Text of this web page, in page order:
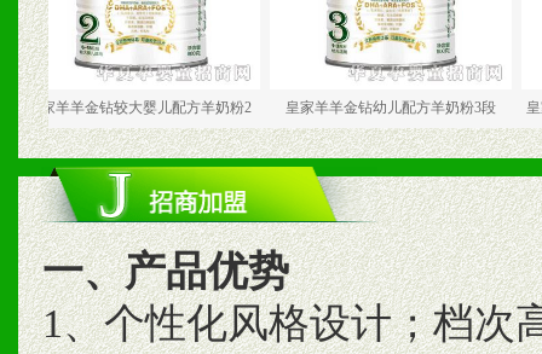
羊羊金钻较大婴儿配方羊奶粉2 皇家羊羊金钻幼儿配方羊奶粉3段 皇家羊羊
一、产品优势
1、个性化风格设计；档次